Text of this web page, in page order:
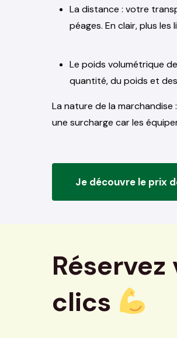
La distance : votre
péages. En clair, plus
Le poids volumétrique
quantité, du poids et
La nature de la marchandise
une surcharge car les
Je découvre le prix
clics